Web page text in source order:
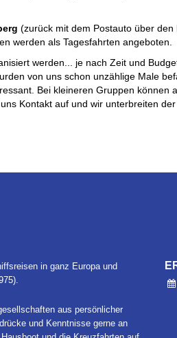
(zurück mit dem Postauto über den
werden als Tagesfahrten angeboten.
werden... je nach Zeit und
von uns schon unzählige Male
Bei kleineren Gruppen können
Kontakt auf und wir unterbreiten
in ganz Europa und
aus persönlicher
und Kenntnisse gerne an